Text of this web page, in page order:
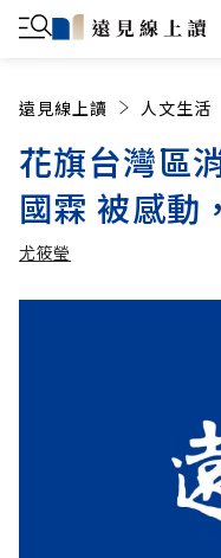
遠見線上讀 人文生活
花旗台灣區
國霖 被感動
尤筱瑩